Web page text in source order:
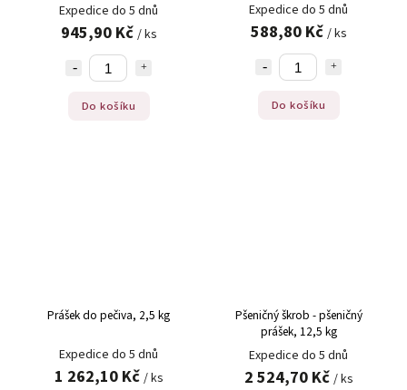
Expedice do 5 dnů
945,90 Kč / ks
Do košíku
Expedice do 5 dnů
588,80 Kč / ks
Do košíku
Prášek do pečiva, 2,5 kg
Expedice do 5 dnů
1 262,10 Kč / ks
Pšeničný škrob - pšeničný
prášek, 12,5 kg
Expedice do 5 dnů
2 524,70 Kč / ks